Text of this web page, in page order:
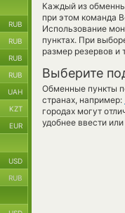
Каждый из
при этом команда
Использование
пунктах. При
размер резервов и
Выберите
Обменные пункты
странах, например:
городах могут
удобнее ввести
RUB
RUB
RUB
RUB
UAH
KZT
EUR
USD
RUB